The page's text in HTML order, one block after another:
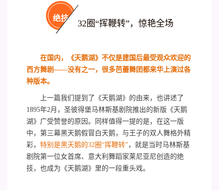
绝技
32圈“挥鞭转”，惊艳全场
在国内，《天鹅湖》不仅是建国后最受观众欢迎的
西方舞剧——没有之一，很多芭蕾舞团都来华上演过各
种版本。
上一篇我们提到了《天鹅湖》的由来，也讲述了
1895年2月，圣彼得堡马林斯基剧院推出的新版《天鹅
湖》广受赞誉的原因。同样值得一提的是，在这一版
中，第三幕黑天鹅假冒白天鹅，与王子的双人舞格外精
彩， 特别是黑天鹅的32圈“挥鞭转”，就是当时马林斯基
剧院第一位女首席、意大利舞蹈家莱尼亚尼创造的绝
技，也成为《天鹅湖》里的一段重头戏。